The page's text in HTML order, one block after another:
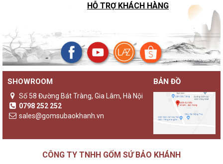
HỖ TRỢ KHÁCH HÀNG
SHOWROOM
Số 58 Đường Bát Tràng, Gia Lâm, Hà Nội
0798 252 252
sales@gomsubaokhanh.vn
BẢN ĐỒ
CÔNG TY TNHH GỐM SỨ BẢO KHÁNH